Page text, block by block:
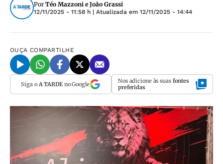
Por Téo Mazzoni e João Grassi
12/11/2025 - 11:58 h | Atualizada em 12/11/2025 - 14:44
OUÇA COMPARTILHE
Siga o A TARDEno Google Nos adicione às suas fontes
preferidas